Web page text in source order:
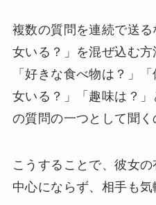
複数の質問を連続で送
女いる？」を混ぜ込む
「好きな食べ物は？」
女いる？」「趣味は？
の質問の一つとして聞く
こうすることで、彼女
中心にならず、相手も気